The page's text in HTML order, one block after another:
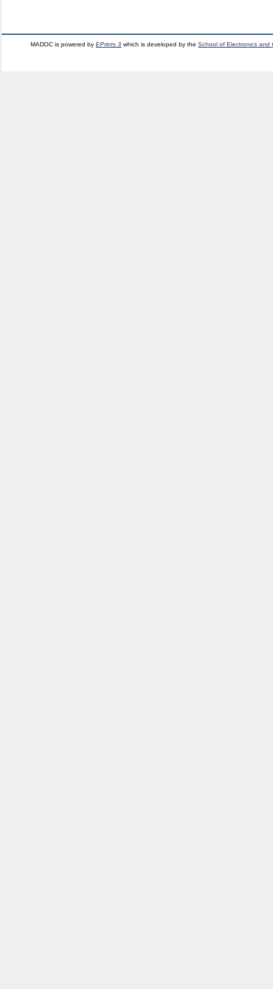
MADOC is powered byEPrints 3 which is developed by theSchool of Electronics and